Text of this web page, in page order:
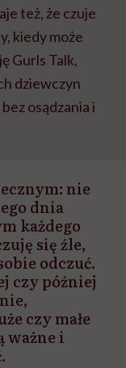
też, że czuje
kiedy może
Gurls Talk,
dziewczyn
osądzania i
nie
dnia
każdego
się źle,
odczuć.
czy później
czy małe
ważne i